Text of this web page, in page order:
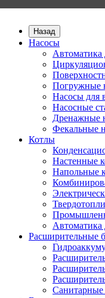
Назад
Насосы
Автоматика
Погружные
Насосы для
Насосные
Дренажные
Фекальные
Котлы
Настенные
Напольные
Автоматика
Расширительные
Санитарные